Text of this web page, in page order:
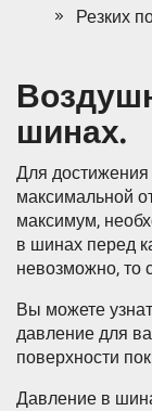
Резких
шинах.
Для
максимальной
максимум,
в шинах перед
невозможно, то
Вы можете
давление для
поверхности
Давление в